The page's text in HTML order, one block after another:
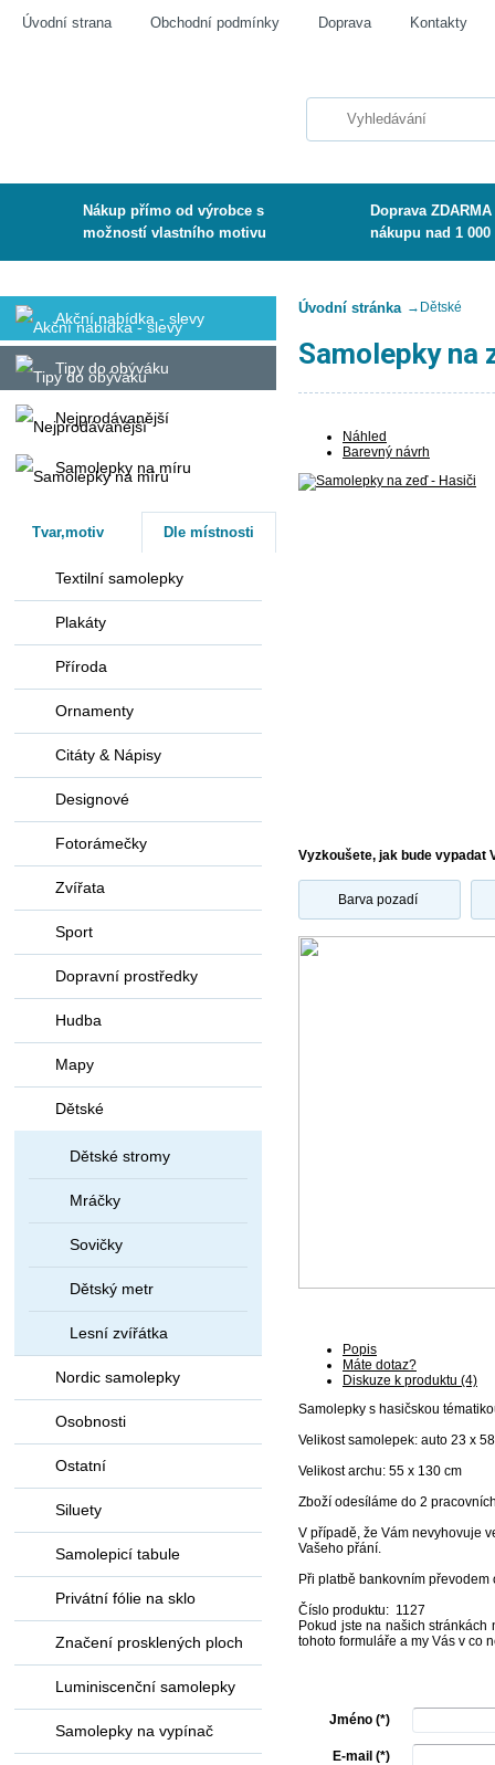
Úvodní strana Obchodní podmínky Doprava Kontakty
Nákup přímo od výrobce s
možností vlastního motivu
Doprava
nákupu nad 1 000
Úvodní stránka → Dětské
Samolepky na
Náhled
Barevný návrh
Vyzkoušete, jak bude vypadat
Barva pozadí
Popis
Máte dotaz?
Diskuze k produktu (4)
Samolepky s hasičskou
Velikost samolepek: auto 23 x
Velikost archu: 55 x 130 cm
Zboží odesíláme do 2
V případě, že Vám nevyhovuje
Vašeho přání.
Při platbě bankovním
Číslo produktu: 1127
Pokud jste na našich
tohoto formuláře a my Vás v co
Jméno (*)
E-mail (*)
Akční nabídka - slevy
Tipy do obýváku
Nejprodávanější
Samolepky na míru
Tvar,motiv Dle místnosti
Textilní samolepky
Plakáty
Příroda
Ornamenty
Citáty & Nápisy
Designové
Fotorámečky
Zvířata
Sport
Dopravní prostředky
Hudba
Mapy
Dětské
Dětské stromy
Mráčky
Sovičky
Dětský metr
Lesní zvířátka
Nordic samolepky
Osobnosti
Ostatní
Siluety
Samolepicí tabule
Privátní fólie na sklo
Značení prosklených ploch
Luminiscenční samolepky
Samolepky na vypínač